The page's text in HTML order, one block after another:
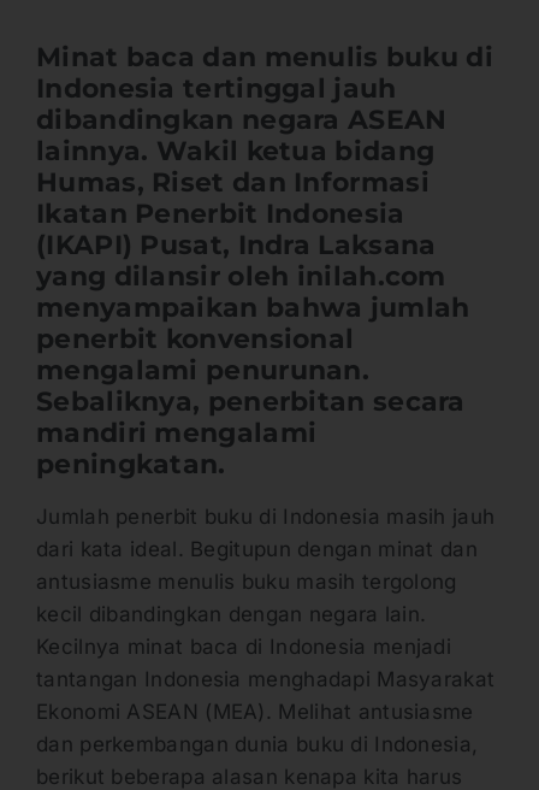
Minat baca dan menulis buku di
Indonesia tertinggal jauh
dibandingkan negara ASEAN
lainnya. Wakil ketua bidang
Humas, Riset dan Informasi
Ikatan Penerbit Indonesia
(IKAPI) Pusat, Indra Laksana
yang dilansir oleh inilah.com
menyampaikan bahwa jumlah
penerbit konvensional
mengalami penurunan.
Sebaliknya, penerbitan secara
mandiri mengalami
peningkatan.
Jumlah penerbit buku di Indonesia masih jauh
dari kata ideal. Begitupun dengan minat dan
antusiasme menulis buku masih tergolong
kecil dibandingkan dengan negara lain.
Kecilnya minat baca di Indonesia menjadi
tantangan Indonesia menghadapi Masyarakat
Ekonomi ASEAN (MEA). Melihat antusiasme
dan perkembangan dunia buku di Indonesia,
berikut beberapa alasan kenapa kita harus